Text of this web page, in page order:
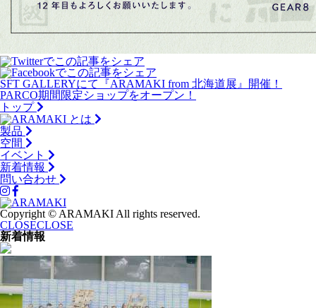
SFT GALLERYにて『ARAMAKI from 北海道展』開催！
PARCO期間限定ショップをオープン！
トップ
とは
製品
空間
イベント
新着情報
問い合わせ
Copyright © ARAMAKI All rights reserved.
CLOSECLOSE
新着情報